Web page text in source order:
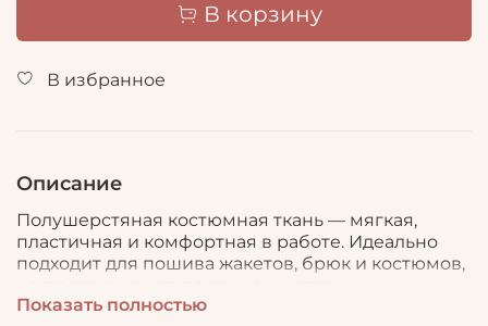
В корзину
В избранное
Описание
Полушерстяная костюмная ткань — мягкая,
пластичная и комфортная в работе. Идеально
подходит для пошива жакетов, брюк и костюмов,
обеспечивает безупречную посадку.
Показать полностью